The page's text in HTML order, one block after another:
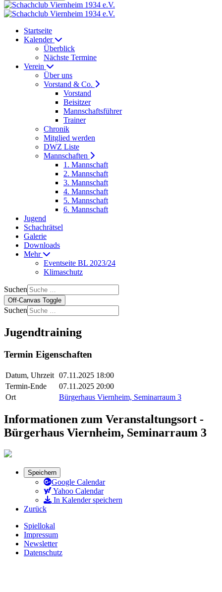
Startseite
Kalender
Überblick
Nächste Termine
Verein
Über uns
Vorstand & Co.
Vorstand
Beisitzer
Mannschaftsführer
Trainer
Chronik
Mitglied werden
DWZ Liste
Mannschaften
1. Mannschaft
2. Mannschaft
3. Mannschaft
4. Mannschaft
5. Mannschaft
6. Mannschaft
Jugend
Schachrätsel
Galerie
Downloads
Mehr
Eventseite BL 2023/24
Klimaschutz
Suchen
Off-Canvas Toggle
Suchen
Jugendtraining
Termin Eigenschaften
Datum, Uhrzeit 07.11.2025 18:00
Termin-Ende
07.11.2025 20:00
Ort
Bürgerhaus Viernheim, Seminarraum 3
Informationen zum Veranstaltungsort -
Bürgerhaus Viernheim, Seminarraum 3
Speichern
Google Calendar
Yahoo Calendar
In Kalender speichern
Zurück
Spiellokal
Impressum
Newsletter
Datenschutz